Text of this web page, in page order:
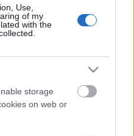
Use,
of my
with the
storage
on web or
erőforrásait